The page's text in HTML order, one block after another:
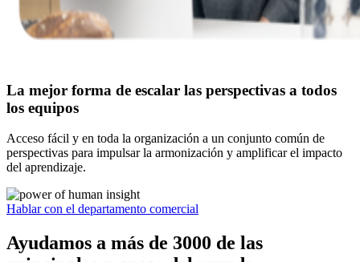
La mejor forma de escalar las perspectivas a todos
los equipos
Acceso fácil y en toda la organización a un conjunto común de
perspectivas para impulsar la armonización y amplificar el impacto
del aprendizaje.
Hablar con el departamento comercial
Ayudamos a más de 3000 de las